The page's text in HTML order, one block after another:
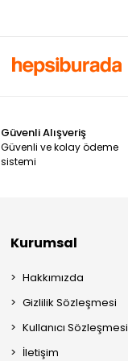
Güvenli Alışveriş
Güvenli ve kolay ödeme
sistemi
Kurumsal
Hakkımızda
Gizlilik Sözleşmesi
Kullanıcı Sözleşmesi
İletişim